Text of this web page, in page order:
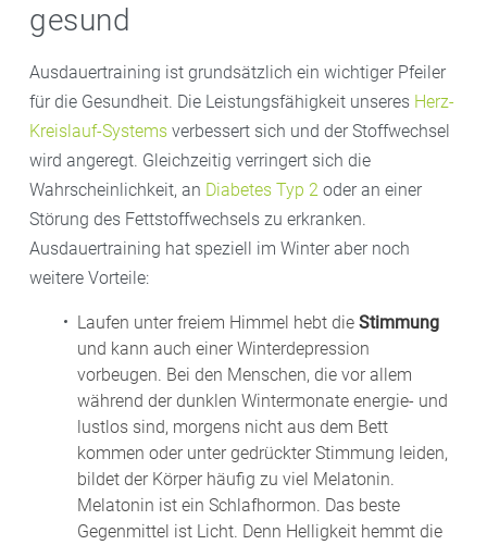
gesund
Ausdauertraining ist grundsätzlich ein wichtiger Pfeiler
für die Gesundheit. Die Leistungsfähigkeit unseres Herz-
Kreislauf-Systems verbessert sich und der Stoffwechsel
wird angeregt. Gleichzeitig verringert sich die
Wahrscheinlichkeit, an Diabetes Typ 2 oder an einer
Störung des Fettstoffwechsels zu erkranken.
Ausdauertraining hat speziell im Winter aber noch
weitere Vorteile:
Laufen unter freiem Himmel hebt die Stimmung
und kann auch einer Winterdepression
vorbeugen. Bei den Menschen, die vor allem
während der dunklen Wintermonate energie- und
lustlos sind, morgens nicht aus dem Bett
kommen oder unter gedrückter Stimmung leiden,
bildet der Körper häufig zu viel Melatonin.
Melatonin ist ein Schlafhormon. Das beste
Gegenmittel ist Licht. Denn Helligkeit hemmt die